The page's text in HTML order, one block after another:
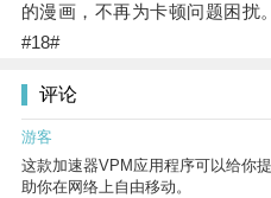
的漫画，不再为卡顿问题困扰。
#18#
评论
游客
这款加速器VPM应用程序可以给你
助你在网络上自由移动。